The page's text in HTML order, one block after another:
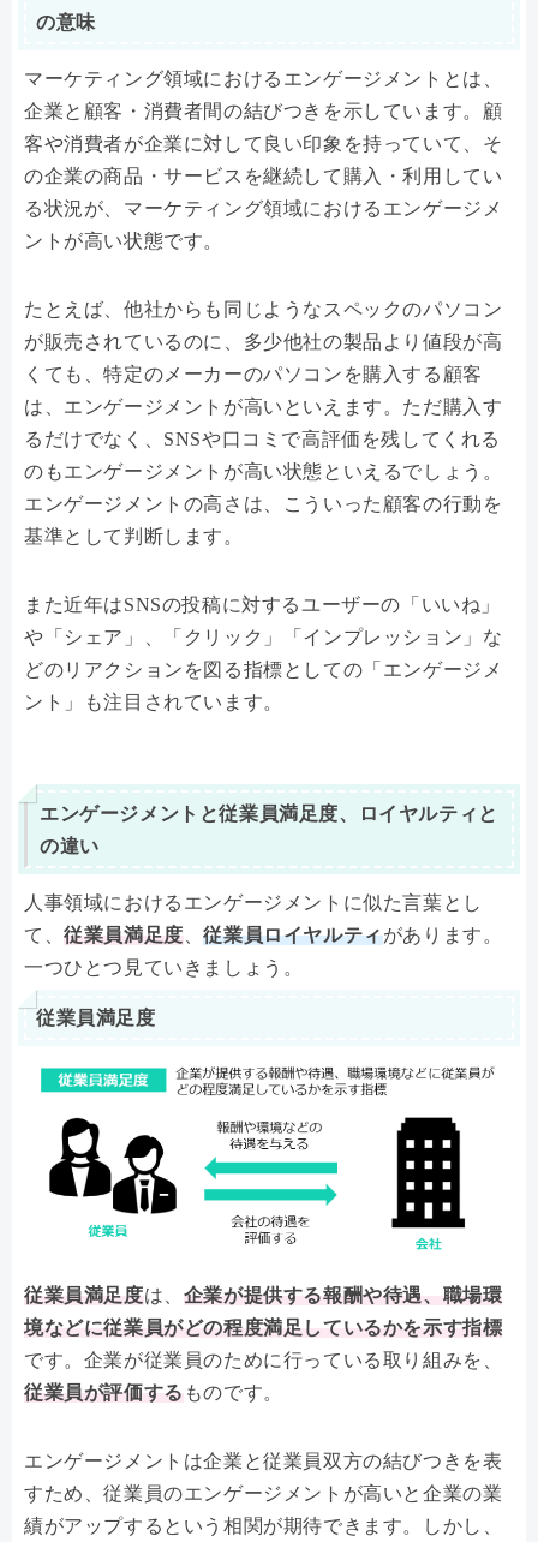
の意味
マーケティング領域におけるエンゲージメントとは、
企業と顧客・消費者間の結びつきを示しています。顧
客や消費者が企業に対して良い印象を持っていて、そ
の企業の商品・サービスを継続して購入・利用してい
る状況が、マーケティング領域におけるエンゲージメ
ントが高い状態です。
たとえば、他社からも同じようなスペックのパソコン
が販売されているのに、多少他社の製品より値段が高
くても、特定のメーカーのパソコンを購入する顧客
は、エンゲージメントが高いといえます。ただ購入す
るだけでなく、SNSや口コミで高評価を残してくれる
のもエンゲージメントが高い状態といえるでしょう。
エンゲージメントの高さは、こういった顧客の行動を
基準として判断します。
また近年はSNSの投稿に対するユーザーの「いいね」
や「シェア」、「クリック」「インプレッション」な
どのリアクションを図る指標としての「エンゲージメ
ント」も注目されています。
エンゲージメントと従業員満足度、ロイヤルティと
の違い
人事領域におけるエンゲージメントに似た言葉とし
て、従業員満足度 、従業員ロイヤルティがあります。
一つひとつ見ていきましょう。
従業員満足度
従業員満足度は、 企業が提供する報酬や待遇、職場環
境などに従業員がどの程度満足しているかを示す指標
です。企業が従業員のために行っている取り組みを、
従業員が評価する ものです。
エンゲージメントは企業と従業員双方の結びつきを表
すため、従業員のエンゲージメントが高いと企業の業
績がアップするという相関が期待できます。しかし、